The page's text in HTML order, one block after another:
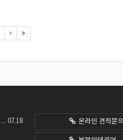
07.18 온라인 견적문의